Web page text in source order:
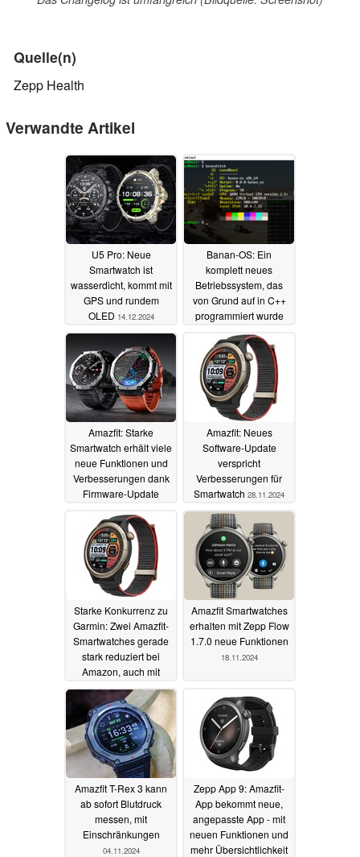
Quelle(n)
Zepp Health
Verwandte Artikel
U5 Pro: Neue
Smartwatch ist
wasserdicht, kommt mit
GPS und rundem
OLED 14.12.2024
Banan-OS: Ein
komplett neues
Betriebssystem, das
von Grund auf in C++
programmiert wurde
07.12.2024
Amazfit: Starke
Smartwatch erhält viele
neue Funktionen und
Verbesserungen dank
Firmware-Update
Amazfit: Neues
Software-Update
verspricht
Verbesserungen für
Smartwatch 28.11.2024
Starke Konkurrenz zu
Garmin: Zwei Amazfit-
Smartwatches gerade
stark reduziert bei
Amazon, auch mit
Karten und
Musikspeicher
18.11.2024
Amazfit Smartwatches
erhalten mit Zepp Flow
1.7.0 neue Funktionen
18.11.2024
Amazfit T-Rex 3 kann
ab sofort Blutdruck
messen, mit
Einschränkungen
04.11.2024
Zepp App 9: Amazfit-
App bekommt neue,
angepasste App - mit
neuen Funktionen und
mehr Übersichtlichkeit